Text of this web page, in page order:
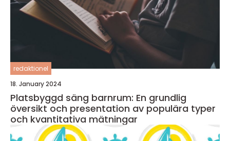
redaktionel
18. January 2024
Platsbyggd säng barnrum: En grundlig
översikt och presentation av populära typer
och kvantitativa mätningar